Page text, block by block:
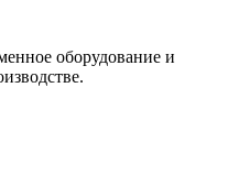
оборудование и